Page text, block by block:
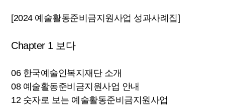
[2024 예술활동준비금지원사업 성과사례집]
Chapter 1 보다
06 한국예술인복지재단 소개
08 예술활동준비금지원사업 안내
12 숫자로 보는 예술활동준비금지원사업